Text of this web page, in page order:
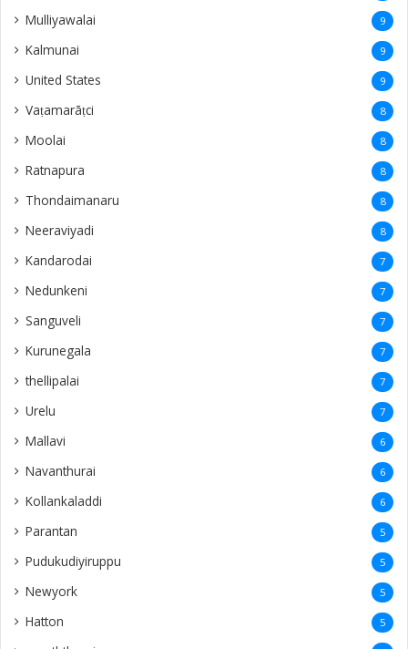
Mulliyawalai 9
Kalmunai 9
United States 9
Vaṭamarāṭci 8
Moolai 8
Ratnapura 8
Thondaimanaru 8
Neeraviyadi 8
Kandarodai 7
Nedunkeni 7
Sanguveli 7
Kurunegala 7
thellipalai 7
Urelu 7
Mallavi 6
Navanthurai 6
Kollankaladdi 6
Parantan 5
Pudukudiyiruppu 5
Newyork 5
Hatton 5